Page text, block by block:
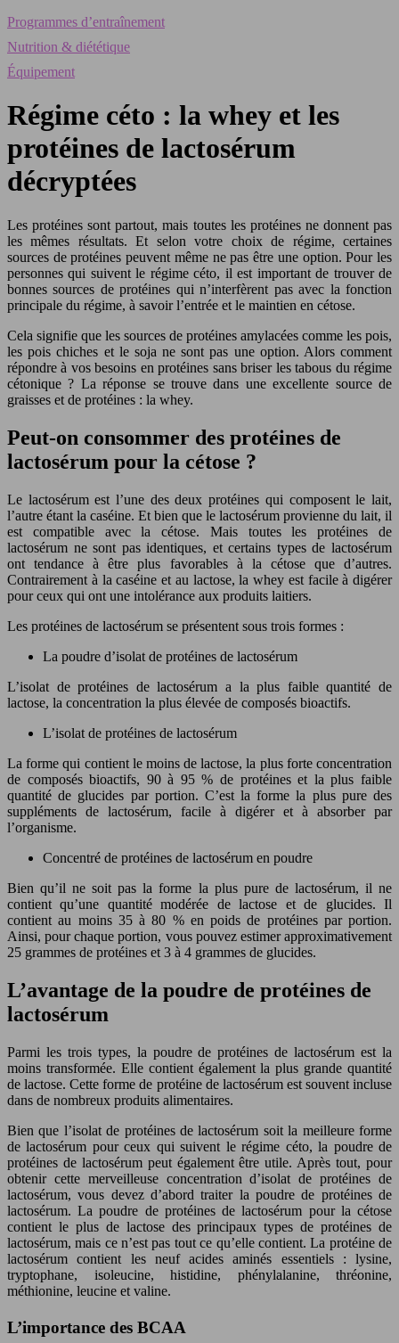
Programmes d’entraînement
Nutrition & diététique
Équipement
Régime céto : la whey et les
protéines de lactosérum
décryptées
Les protéines sont partout, mais toutes les protéines ne donnent pas
les mêmes résultats. Et selon votre choix de régime, certaines
sources de protéines peuvent même ne pas être une option. Pour les
personnes qui suivent le régime céto, il est important de trouver de
bonnes sources de protéines qui n’interfèrent pas avec la fonction
principale du régime, à savoir l’entrée et le maintien en cétose.
Cela signifie que les sources de protéines amylacées comme les pois,
les pois chiches et le soja ne sont pas une option. Alors comment
répondre à vos besoins en protéines sans briser les tabous du régime
cétonique ? La réponse se trouve dans une excellente source de
graisses et de protéines : la whey.
Peut-on consommer des protéines de
lactosérum pour la cétose ?
Le lactosérum est l’une des deux protéines qui composent le lait,
l’autre étant la caséine. Et bien que le lactosérum provienne du lait, il
est compatible avec la cétose. Mais toutes les protéines de
lactosérum ne sont pas identiques, et certains types de lactosérum
ont tendance à être plus favorables à la cétose que d’autres.
Contrairement à la caséine et au lactose, la whey est facile à digérer
pour ceux qui ont une intolérance aux produits laitiers.
Les protéines de lactosérum se présentent sous trois formes :
La poudre d’isolat de protéines de lactosérum
L’isolat de protéines de lactosérum a la plus faible quantité de
lactose, la concentration la plus élevée de composés bioactifs.
L’isolat de protéines de lactosérum
La forme qui contient le moins de lactose, la plus forte concentration
de composés bioactifs, 90 à 95 % de protéines et la plus faible
quantité de glucides par portion. C’est la forme la plus pure des
suppléments de lactosérum, facile à digérer et à absorber par
l’organisme.
Concentré de protéines de lactosérum en poudre
Bien qu’il ne soit pas la forme la plus pure de lactosérum, il ne
contient qu’une quantité modérée de lactose et de glucides. Il
contient au moins 35 à 80 % en poids de protéines par portion.
Ainsi, pour chaque portion, vous pouvez estimer approximativement
25 grammes de protéines et 3 à 4 grammes de glucides.
L’avantage de la poudre de protéines de
lactosérum
Parmi les trois types, la poudre de protéines de lactosérum est la
moins transformée. Elle contient également la plus grande quantité
de lactose. Cette forme de protéine de lactosérum est souvent incluse
dans de nombreux produits alimentaires.
Bien que l’isolat de protéines de lactosérum soit la meilleure forme
de lactosérum pour ceux qui suivent le régime céto, la poudre de
protéines de lactosérum peut également être utile. Après tout, pour
obtenir cette merveilleuse concentration d’isolat de protéines de
lactosérum, vous devez d’abord traiter la poudre de protéines de
lactosérum. La poudre de protéines de lactosérum pour la cétose
contient le plus de lactose des principaux types de protéines de
lactosérum, mais ce n’est pas tout ce qu’elle contient. La protéine de
lactosérum contient les neuf acides aminés essentiels : lysine,
tryptophane, isoleucine, histidine, phénylalanine, thréonine,
méthionine, leucine et valine.
L’importance des BCAA